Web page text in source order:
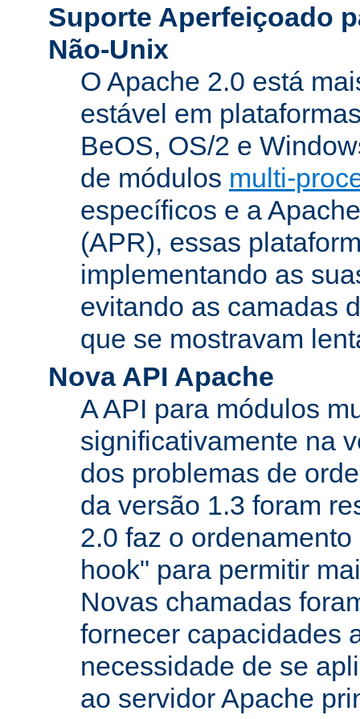
Suporte Aperfeiçoado
Não-Unix
O Apache 2.0 está
estável em
BeOS, OS/2 e
de módulos multi-
específicos e a
(APR), essas
implementando as
evitando as camadas
que se mostravam
Nova API Apache
A API para módulos
significativamente na
dos problemas de
da versão 1.3 foram
2.0 faz o
hook" para permitir
Novas chamadas
fornecer capacidades
necessidade de se
ao servidor Apache